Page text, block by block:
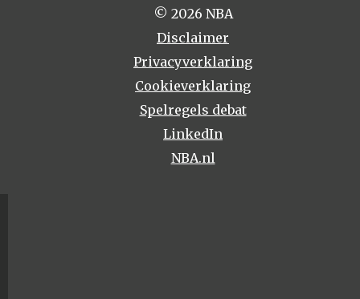
© 2026 NBA
Disclaimer
Privacyverklaring
Cookieverklaring
Spelregels debat
LinkedIn
NBA.nl